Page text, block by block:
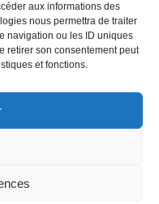
aux informations des
nous permettra de traiter
navigation ou les ID uniques
retirer son consentement peut
et fonctions.